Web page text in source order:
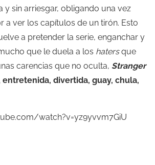
y sin arriesgar, obligando una vez
a ver los capítulos de un tirón. Esto
a pretender la serie, enganchar y
que le duela a los hatersque
carencias que no oculta, Stranger
entretenida, divertida, guay, chula,
watch?v=yz9yvvm7GiU